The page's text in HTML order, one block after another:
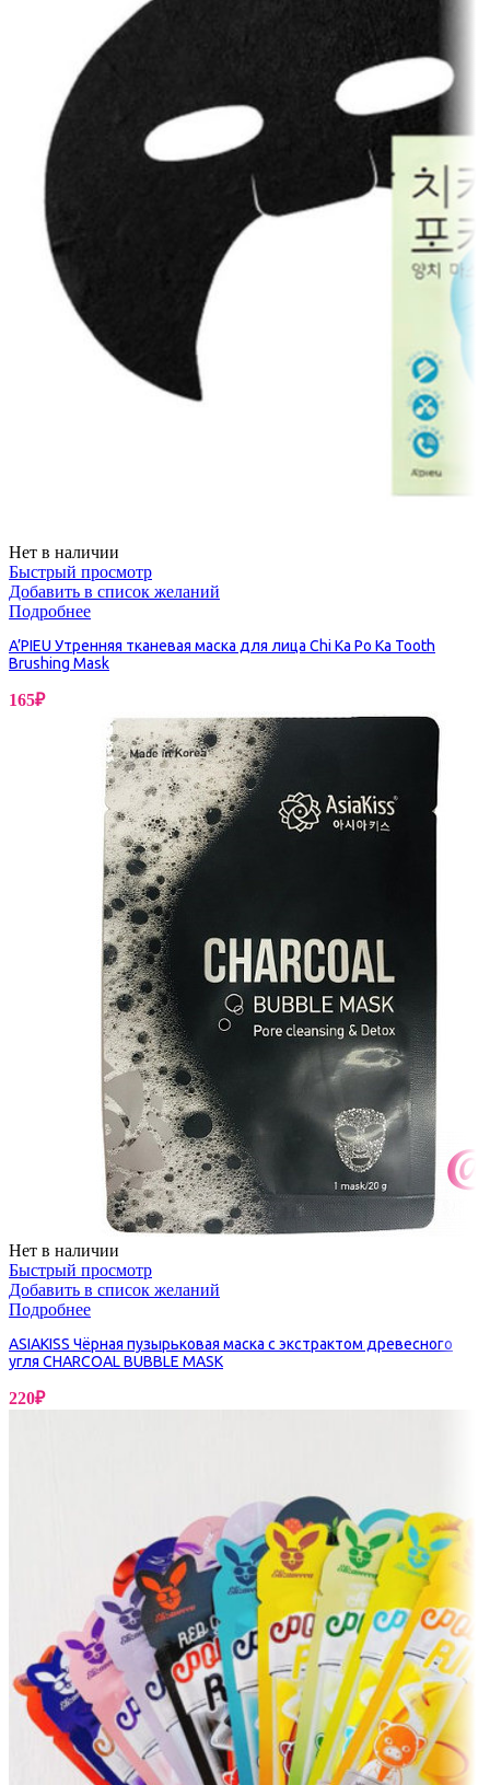
Нет в наличии
Быстрый просмотр
Добавить в список желаний
Подробнее
A’PIEU Утренняя тканевая маска для лица Chi Ka Po Ka Tooth
Brushing Mask
165₽
Нет в наличии
Быстрый просмотр
Добавить в список желаний
Подробнее
ASIAKISS Чёрная пузырьковая маска с экстрактом древесного
угля CHARCOAL BUBBLE MASK
220₽